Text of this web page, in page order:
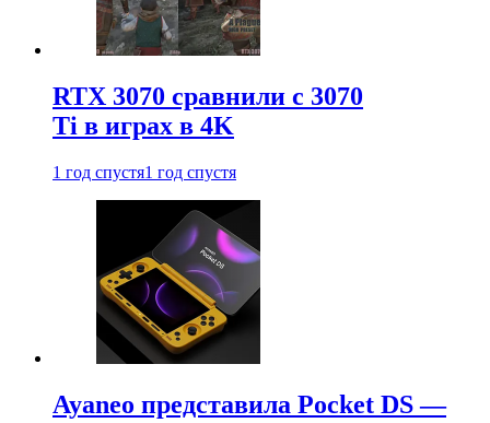
RTX 3070 сравнили с 3070
Ti в играх в 4K
1 год спустя1 год спустя
Ayaneo представила Pocket DS —